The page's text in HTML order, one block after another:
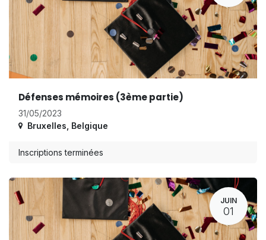
Défenses mémoires (3ème partie)
31/05/2023
Bruxelles Belgique
Inscriptions terminées
JUIN
01